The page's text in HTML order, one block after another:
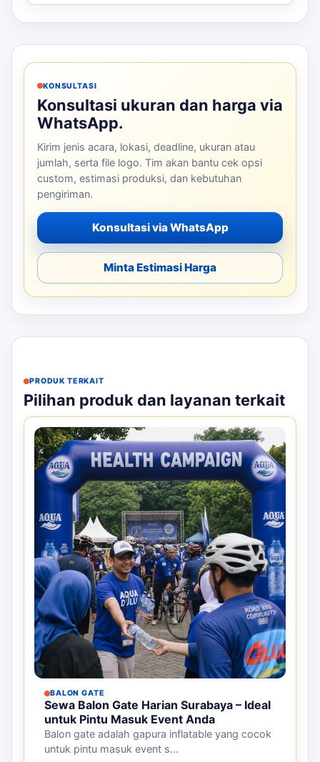
KONSULTASI
Konsultasi ukuran dan harga via
WhatsApp.
Kirim jenis acara, lokasi, deadline, ukuran atau
jumlah, serta file logo. Tim akan bantu cek opsi
custom, estimasi produksi, dan kebutuhan
pengiriman.
Konsultasi via WhatsApp
Minta Estimasi Harga
PRODUK TERKAIT
Pilihan produk dan layanan terkait
BALON GATE
Sewa Balon Gate Harian Surabaya – Ideal
untuk Pintu Masuk Event Anda
Balon gate adalah gapura inflatable yang cocok
untuk pintu masuk event s...